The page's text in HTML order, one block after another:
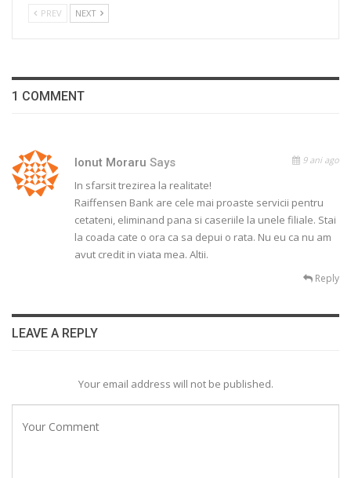
PREV NEXT
1 COMMENT
Ionut Moraru Says 9 ani ago
In sfarsit trezirea la realitate!
Raiffensen Bank are cele mai proaste servicii pentru
cetateni, eliminand pana si caseriile la unele filiale. Stai
la coada cate o ora ca sa depui o rata. Nu eu ca nu am
avut credit in viata mea. Altii.
Reply
LEAVE A REPLY
Your email address will not be published.